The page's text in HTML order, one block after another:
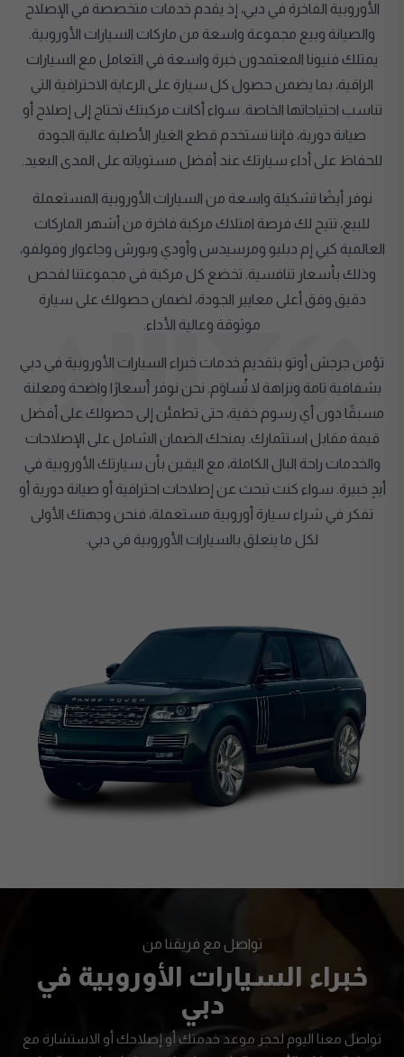
الأوروبية الفاخرة في دبي، إذ يقدم خدمات متخصصة في الإصلاح
والصيانة وبيع مجموعة واسعة من ماركات السيارات الأوروبية.
يمتلك فنيونا المعتمدون خبرة واسعة في التعامل مع السيارات
الراقية، بما يضمن حصول كل سيارة على الرعاية الاحترافية التي
تناسب احتياجاتها الخاصة. سواء أكانت مركبتك تحتاج إلى إصلاح أو
صيانة دورية، فإننا نستخدم قطع الغيار الأصلية عالية الجودة
للحفاظ على أداء سيارتك عند أفضل مستوياته على المدى البعيد.
نوفر أيضًا تشكيلة واسعة من السيارات الأوروبية المستعملة
للبيع، تتيح لك فرصة امتلاك مركبة فاخرة من أشهر الماركات
العالمية كبي إم دبليو ومرسيدس وأودي وبورش وجاغوار وفولفو،
وذلك بأسعار تنافسية. تخضع كل مركبة في مجموعتنا لفحص
دقيق وفق أعلى معايير الجودة، لضمان حصولك على سيارة
موثوقة وعالية الأداء.
تؤمن جرجش أوتو بتقديم خدمات خبراء السيارات الأوروبية في دبي
بشفافية تامة ونزاهة لا تُساوَم. نحن نوفر أسعارًا واضحة ومعلنة
مسبقًا دون أي رسوم خفية، حتى تطمئن إلى حصولك على أفضل
قيمة مقابل استثمارك. يمنحك الضمان الشامل على الإصلاحات
والخدمات راحة البال الكاملة، مع اليقين بأن سيارتك الأوروبية في
أيدٍ خبيرة. سواء كنت تبحث عن إصلاحات احترافية أو صيانة دورية أو
تفكر في شراء سيارة أوروبية مستعملة، فنحن وجهتك الأولى
لكل ما يتعلق بالسيارات الأوروبية في دبي.
تواصل مع فريقنا من
خبراء السيارات الأوروبية في
دبي
تواصل معنا اليوم لحجز موعد خدمتك أو إصلاحك أو الاستشارة مع